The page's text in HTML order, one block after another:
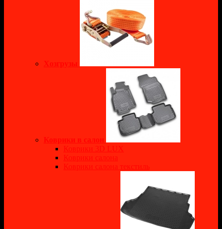
Хозгрузы
Коврики в салон
Коврики 3D LUX
Коврики салона
Коврики салона текстиль